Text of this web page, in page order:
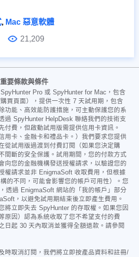
, Mac 惡意軟體
21,209
要條款與條件
Pro 或 SpyHunter for Mac，包含
買頁面），提供一次性 7 天試用期，包含
功能、高效能防護措施，可主動保護您的系
過 SpyHunter HelpDesk 聯絡我們的技術支
付費，但啟動試用版需提供信用卡資訊。
用卡、金融卡和禮品卡。）我們要求您提供
從試用版過渡到付費訂閱（如果您決定購
間斷的安全保護。試用期間，您的付款方式
向您的金融機構發送授權請求，以驗證您的
權請求並非 EnigmaSoft 收取費用，但根據
的不同，可能會影響您的帳戶可用性）。您
透過 EnigmaSoft 網站的「我的帳戶」部分
，以避免試用期結束後立即產生費用。
將立即失去 SpyHunter 的存取權。如果您因
原因）認為系統收取了您不希望支付的費
日起 30 天內取消並獲得全額退款。請參閱
時取消訂閱，我們將立即按產品資料和註冊/